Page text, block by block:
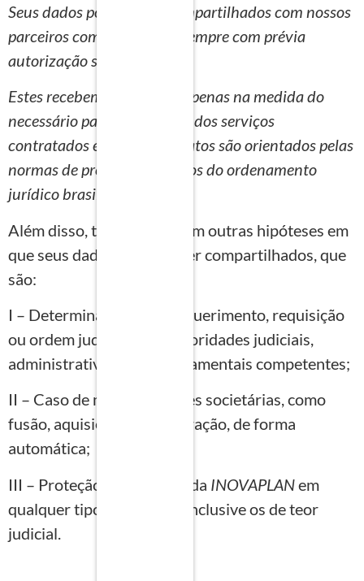
Seus dados poderão ser compartilhados com nossos
parceiros comerciais, mas sempre com prévia
autorização sua.
Estes recebem seus dados apenas na medida do
necessário para a prestação dos serviços
contratados e nossos contratos são orientados pelas
normas de proteção de dados do ordenamento
jurídico brasileiro.
Além disso, também existem outras hipóteses em
que seus dados poderão ser compartilhados, que
são:
I – Determinação legal, requerimento, requisição
ou ordem judicial, com autoridades judiciais,
administrativas ou governamentais competentes;
II – Caso de movimentações societárias, como
fusão, aquisição e incorporação, de forma
automática;
III – Proteção dos direitos da INOVAPLANem
qualquer tipo de conflito, inclusive os de teor
judicial.